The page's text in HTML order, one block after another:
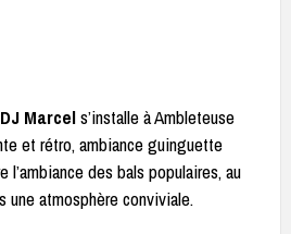
Marcels’installe à Ambleteuse
et rétro, ambiance guinguette
l’ambiance des bals populaires, au
une atmosphère conviviale.